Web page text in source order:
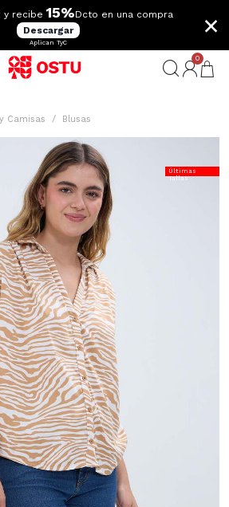
y recibe 15%Dcto en una compra
Descargar
Aplican TyC
×
0
Camisas Blusas
Últimas
Tallas